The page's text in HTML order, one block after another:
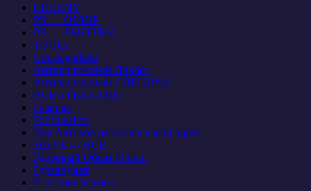
CHERNY
PR — ОБЗОР
PR — РЕНТГЕН
TOOLs
Uncategorized
Антикризисный Ликбез
Антикризисный СПЕЦНАЗ
ВСЁ о РЕКЛАМЕ
Главная
Гости сайта
Для Авторов рассылок в мой адрес…
ЗДЕСЬ — ВСЁ!
Здоровый Образ Жизни
Здравпункт
И в безкультурье